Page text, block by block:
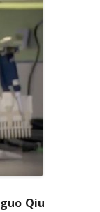
Qiu